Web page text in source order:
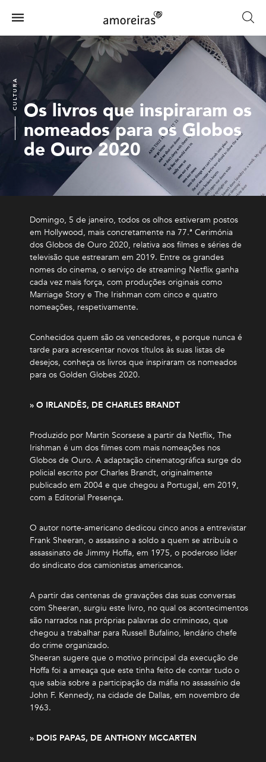
main
content
Home
Menu
CULTURA
Os livros que inspiraram os
nomeados para os Globos
de Ouro 2020
Domingo, 5 de janeiro, todos os olhos estiveram postos
em Hollywood, mais concretamente na 77.ª Cerimónia
dos Globos de Ouro 2020, relativa aos filmes e séries de
televisão que estrearam em 2019. Entre os grandes
nomes do cinema, o serviço de streaming Netflix ganha
cada vez mais força, com produções originais como
Marriage Story e The Irishman com cinco e quatro
nomeações, respetivamente.
Conhecidos quem são os vencedores, e porque nunca é
tarde para acrescentar novos títulos às suas listas de
desejos, conheça os livros que inspiraram os nomeados
para os Golden Globes 2020.
» O IRLANDÊS, DE CHARLES BRANDT
Produzido por Martin Scorsese a partir da Netflix, The
Irishman é um dos filmes com mais nomeações nos
Globos de Ouro. A adaptação cinematográfica surge do
policial escrito por Charles Brandt, originalmente
publicado em 2004 e que chegou a Portugal, em 2019,
com a Editorial Presença.
O autor norte-americano dedicou cinco anos a entrevistar
Frank Sheeran, o assassino a soldo a quem se atribuía o
assassinato de Jimmy Hoffa, em 1975, o poderoso líder
do sindicato dos camionistas americanos.
A partir das centenas de gravações das suas conversas
com Sheeran, surgiu este livro, no qual os acontecimentos
são narrados nas próprias palavras do criminoso, que
chegou a trabalhar para Russell Bufalino, lendário chefe
do crime organizado.
Sheeran sugere que o motivo principal da execução de
Hoffa foi a ameaça que este tinha feito de contar tudo o
que sabia sobre a participação da máfia no assassínio de
John F. Kennedy, na cidade de Dallas, em novembro de
1963.
» DOIS PAPAS, DE ANTHONY MCCARTEN